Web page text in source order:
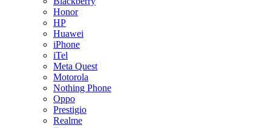
Honor
HP
Huawei
iPhone
iTel
Meta Quest
Motorola
Nothing Phone
Oppo
Prestigio
Realme